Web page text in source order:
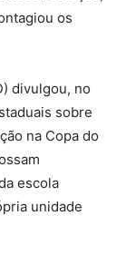
os
divulgou, no
sobre
na Copa do
escola
unidade